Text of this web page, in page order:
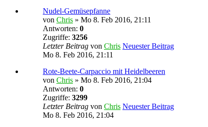
Nudel-Gemüsepfanne
von Chris » Mo 8. Feb 2016, 21:11
Antworten: 0
Zugriffe: 3256
Letzter Beitrag von Chris Neuester Beitrag
Mo 8. Feb 2016, 21:11
Rote-Beete-Carpaccio mit Heidelbeeren
von Chris » Mo 8. Feb 2016, 21:04
Antworten: 0
Zugriffe: 3299
Letzter Beitrag von Chris Neuester Beitrag
Mo 8. Feb 2016, 21:04